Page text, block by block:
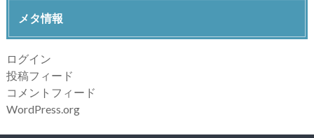
メタ情報
ログイン
投稿フィード
コメントフィード
WordPress.org